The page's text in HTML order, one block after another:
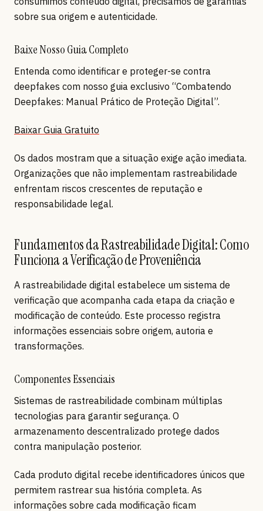
sobre sua origem e autenticidade.
Baixe Nosso Guia Completo
Entenda como identificar e proteger-se contra
deepfakes com nosso guia exclusivo “Combatendo
Deepfakes: Manual Prático de Proteção Digital”.
Baixar Guia Gratuito
Os dados mostram que a situação exige ação imediata.
Organizações que não implementam rastreabilidade
enfrentam riscos crescentes de reputação e
responsabilidade legal.
Fundamentos da Rastreabilidade Digital: Como
Funciona a Verificação de Proveniência
A rastreabilidade digital estabelece um sistema de
verificação que acompanha cada etapa da criação e
modificação de conteúdo. Este processo registra
informações essenciais sobre origem, autoria e
transformações.
Componentes Essenciais
Sistemas de rastreabilidade combinam múltiplas
tecnologias para garantir segurança. O
armazenamento descentralizado protege dados
contra manipulação posterior.
Cada produto digital recebe identificadores únicos que
permitem rastrear sua história completa. As
informações sobre cada modificação ficam